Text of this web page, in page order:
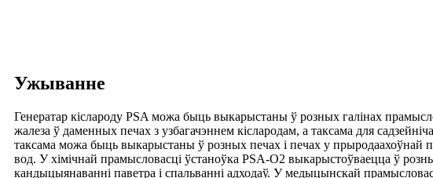
Ужыванне
Генератар кіслароду PSA можа быць выкарыстаны ў розных галінах
жалеза ў даменных печах з узбагачэннем кіслародам, а таксама для
таксама можа быць выкарыстаны ў розных печах і печах у прыродаахоўнай
вод. У хімічнай прамысловасці ўстаноўка PSA-O2 выкарыстоўваецца ў
кандыцыянаванні паветра і спальванні адходаў. У медыцынскай